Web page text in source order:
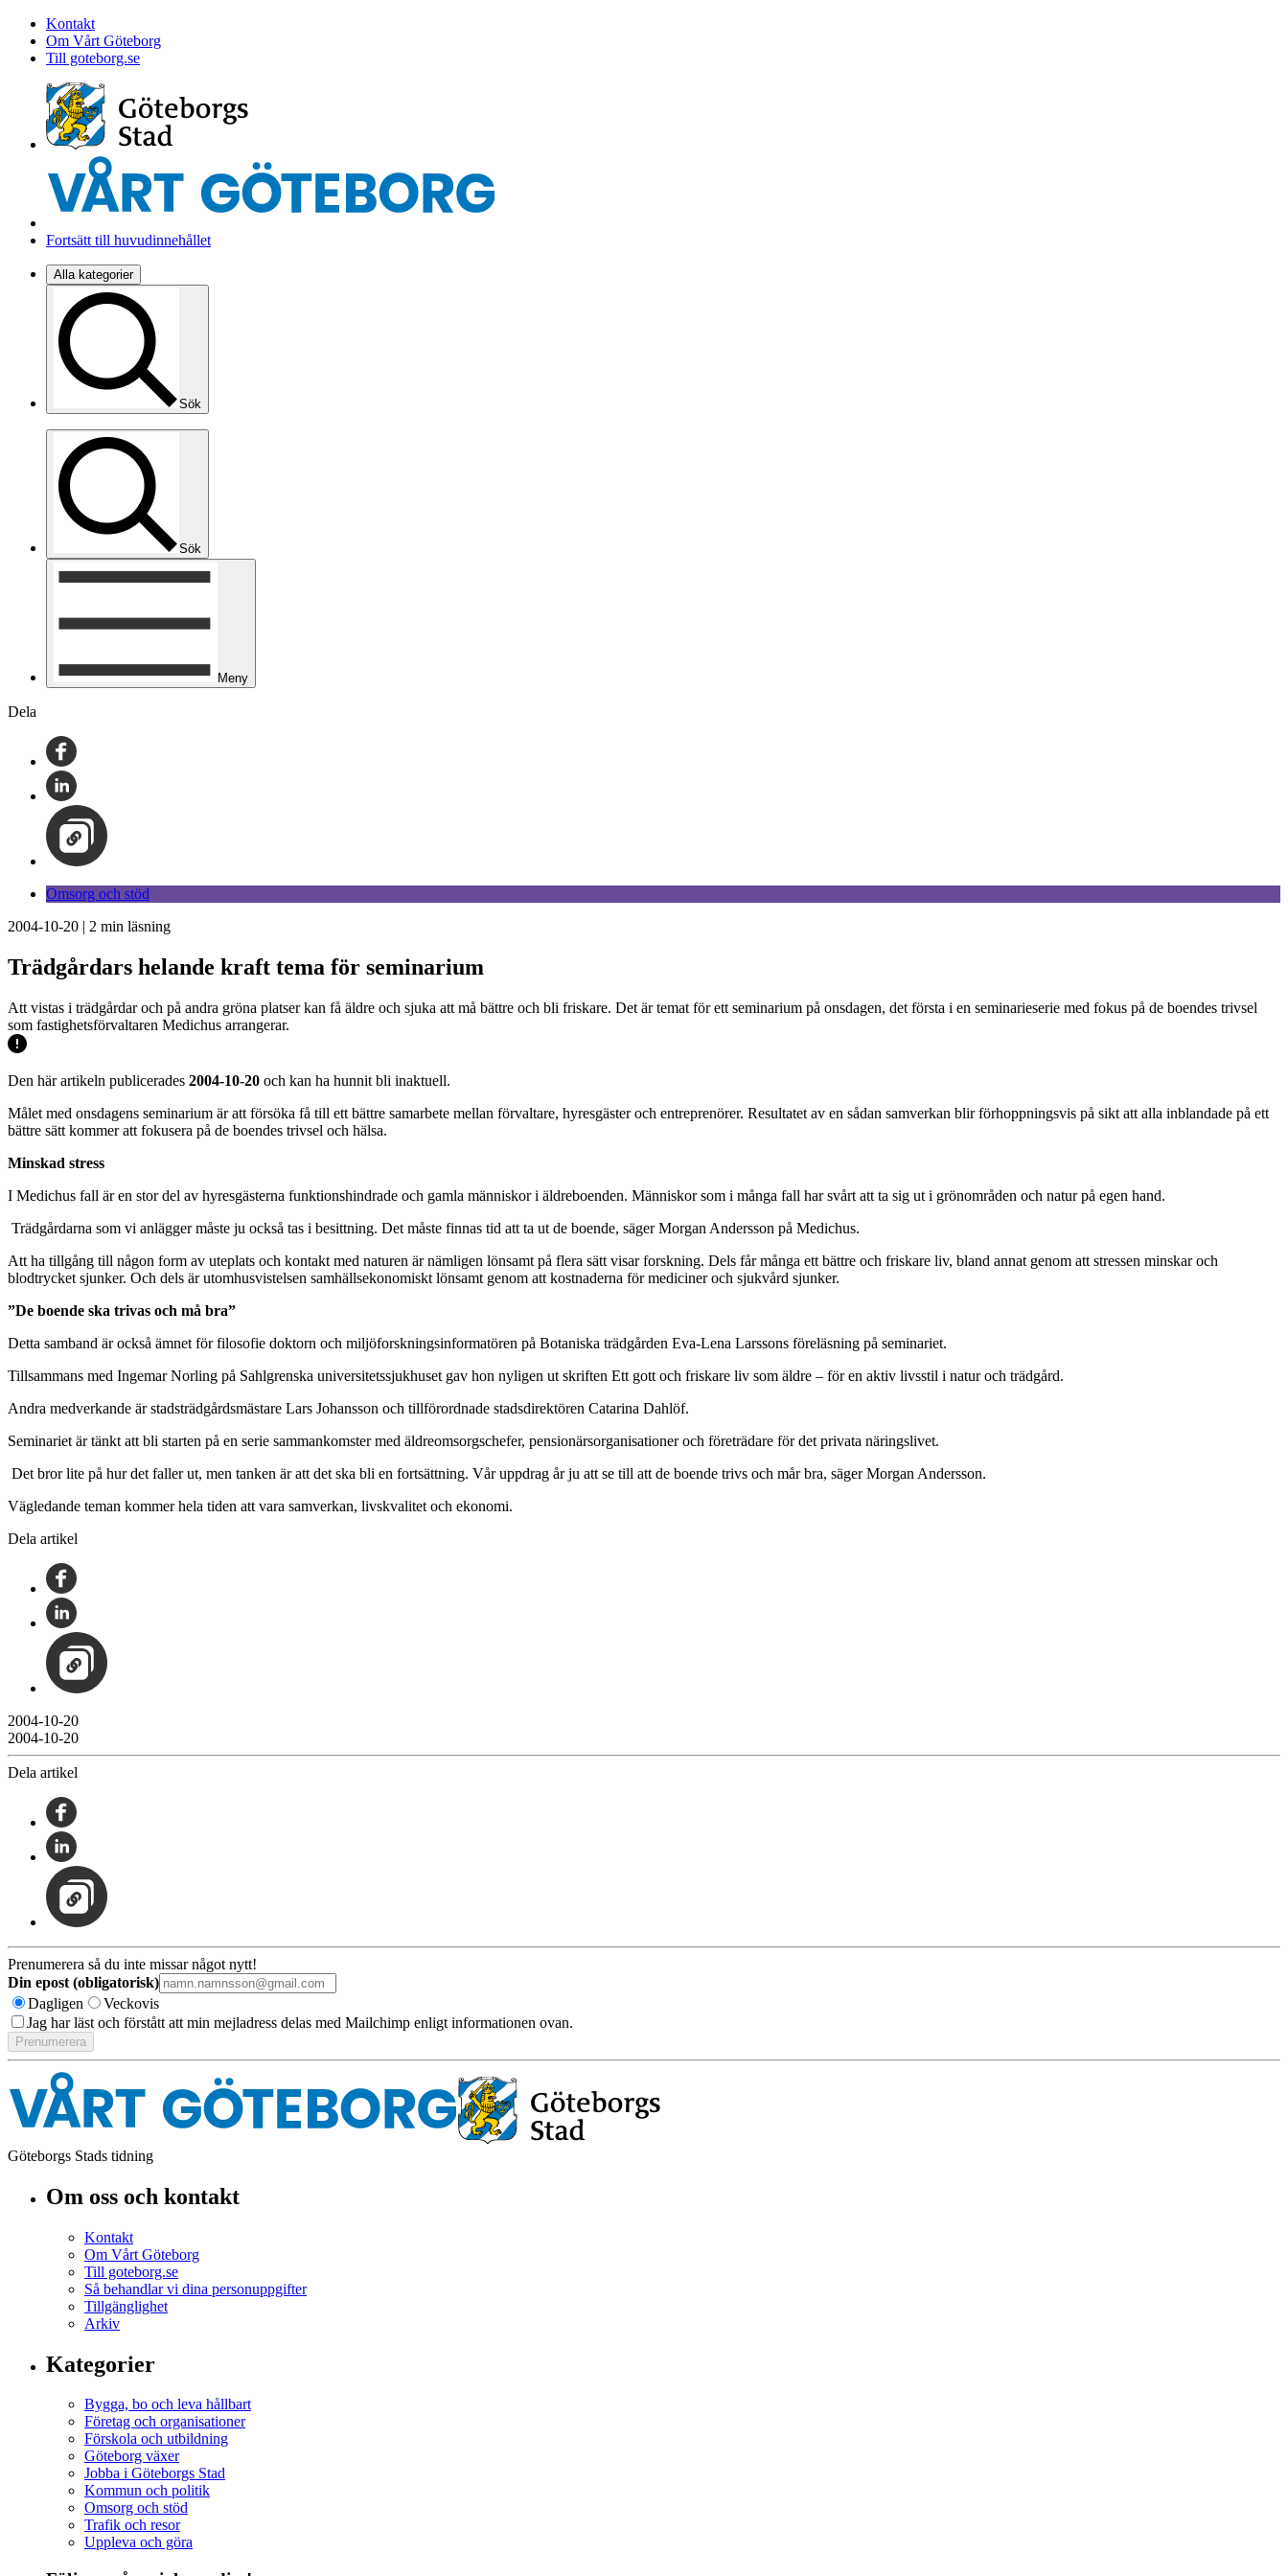
Kontakt
Om Vårt Göteborg
Till goteborg.se
Fortsätt till huvudinnehållet
Alla kategorier
Sök
Sök
Meny
Dela
Omsorg och stöd
2004-10-20 | 2 min läsning
Trädgårdars helande kraft tema för seminarium
Att vistas i trädgårdar och på andra gröna platser kan få äldre och sjuka att må bättre och bli friskare. Det är temat för ett seminarium på onsdagen, det första i en seminarieserie med fokus på de boendes trivsel
som fastighetsförvaltaren Medichus arrangerar.
Den här artikeln publicerades 2004-10-20 och kan ha hunnit bli inaktuell.
Målet med onsdagens seminarium är att försöka få till ett bättre samarbete mellan förvaltare, hyresgäster och entreprenörer. Resultatet av en sådan samverkan blir förhoppningsvis på sikt att alla inblandade på ett
bättre sätt kommer att fokusera på de boendes trivsel och hälsa.
Minskad stress
I Medichus fall är en stor del av hyresgästerna funktionshindrade och gamla människor i äldreboenden. Människor som i många fall har svårt att ta sig ut i grönområden och natur på egen hand.
­ Trädgårdarna som vi anlägger måste ju också tas i besittning. Det måste finnas tid att ta ut de boende, säger Morgan Andersson på Medichus.
Att ha tillgång till någon form av uteplats och kontakt med naturen är nämligen lönsamt på flera sätt visar forskning. Dels får många ett bättre och friskare liv, bland annat genom att stressen minskar och
blodtrycket sjunker. Och dels är utomhusvistelsen samhällsekonomiskt lönsamt genom att kostnaderna för mediciner och sjukvård sjunker.
”De boende ska trivas och må bra”
Detta samband är också ämnet för filosofie doktorn och miljöforskningsinformatören på Botaniska trädgården Eva-Lena Larssons föreläsning på seminariet.
Tillsammans med Ingemar Norling på Sahlgrenska universitetssjukhuset gav hon nyligen ut skriften Ett gott och friskare liv som äldre – för en aktiv livsstil i natur och trädgård.
Andra medverkande är stadsträdgårdsmästare Lars Johansson och tillförordnade stadsdirektören Catarina Dahlöf.
Seminariet är tänkt att bli starten på en serie sammankomster med äldreomsorgschefer, pensionärsorganisationer och företrädare för det privata näringslivet.
­ Det bror lite på hur det faller ut, men tanken är att det ska bli en fortsättning. Vår uppdrag år ju att se till att de boende trivs och mår bra, säger Morgan Andersson.
Vägledande teman kommer hela tiden att vara samverkan, livskvalitet och ekonomi.
Dela artikel
2004-10-20
2004-10-20
Dela artikel
Prenumerera så du inte missar något nytt!
Din epost (obligatorisk)
Dagligen
Veckovis
Jag har läst och förstått att min mejladress delas med Mailchimp enligt informationen ovan.
Göteborgs Stads tidning
Om oss och kontakt
Kontakt
Om Vårt Göteborg
Till goteborg.se
Så behandlar vi dina personuppgifter
Tillgänglighet
Arkiv
Kategorier
Bygga, bo och leva hållbart
Företag och organisationer
Förskola och utbildning
Göteborg växer
Jobba i Göteborgs Stad
Kommun och politik
Omsorg och stöd
Trafik och resor
Uppleva och göra